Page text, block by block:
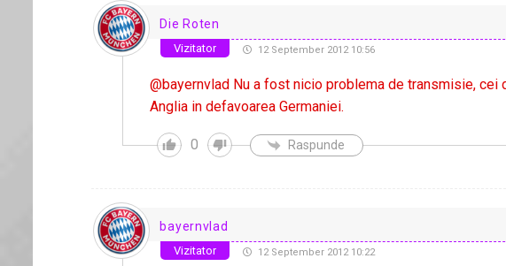
Die Roten
Vizitator 12 September 2012 10:56
@bayernvlad Nu a fost nicio problema de transmisie, cei
Anglia in defavoarea Germaniei.
0 Raspunde
bayernvlad
Vizitator 12 September 2012 10:22